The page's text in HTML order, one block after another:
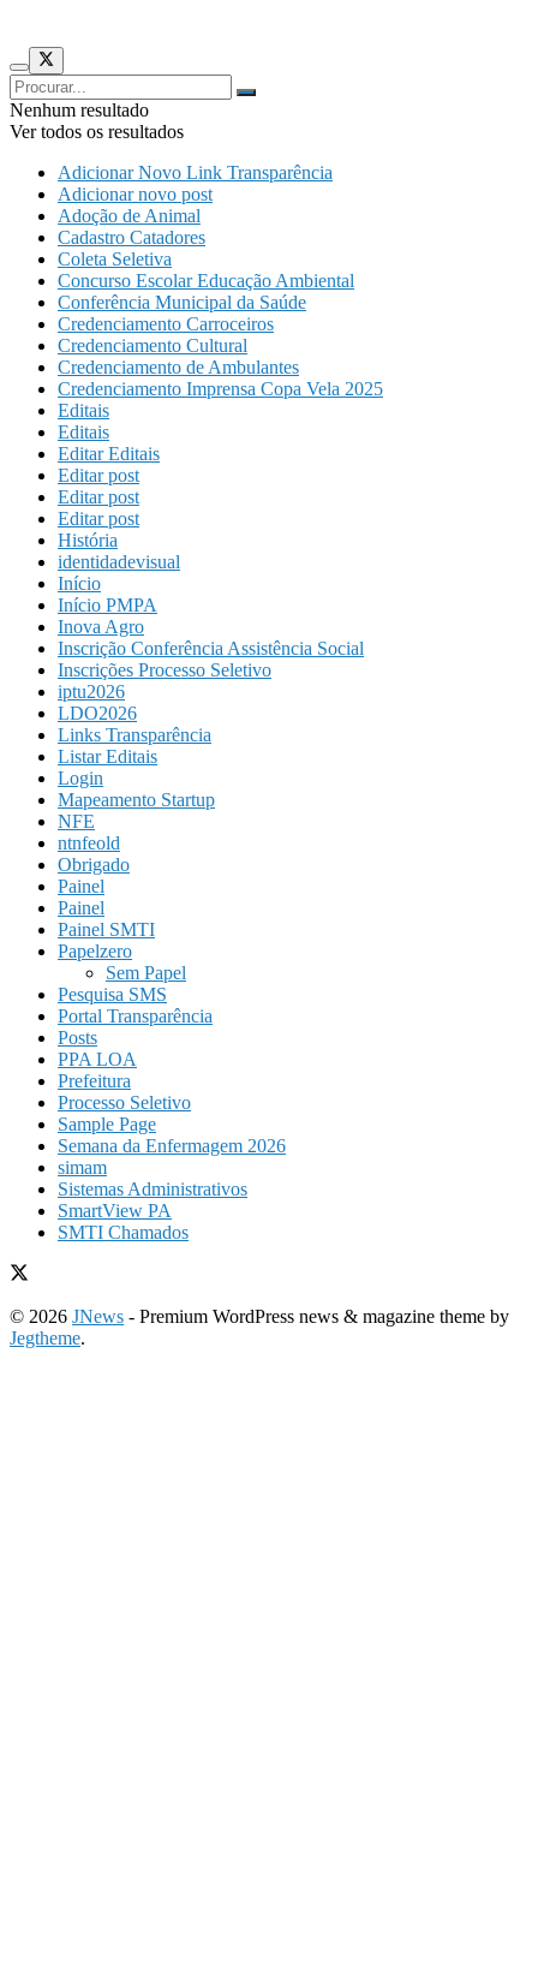
Nenhum resultado
Ver todos os resultados
Adicionar Novo Link Transparência
Adicionar novo post
Adoção de Animal
Cadastro Catadores
Coleta Seletiva
Concurso Escolar Educação Ambiental
Conferência Municipal da Saúde
Credenciamento Carroceiros
Credenciamento Cultural
Credenciamento de Ambulantes
Credenciamento Imprensa Copa Vela 2025
Editais
Editais
Editar Editais
Editar post
Editar post
Editar post
História
identidadevisual
Início
Início PMPA
Inova Agro
Inscrição Conferência Assistência Social
Inscrições Processo Seletivo
iptu2026
LDO2026
Links Transparência
Listar Editais
Login
Mapeamento Startup
NFE
ntnfeold
Obrigado
Painel
Painel
Painel SMTI
Papelzero
Sem Papel
Pesquisa SMS
Portal Transparência
Posts
PPA LOA
Prefeitura
Processo Seletivo
Sample Page
Semana da Enfermagem 2026
simam
Sistemas Administrativos
SmartView PA
SMTI Chamados
© 2026 JNews - Premium WordPress news & magazine theme by
Jegtheme.